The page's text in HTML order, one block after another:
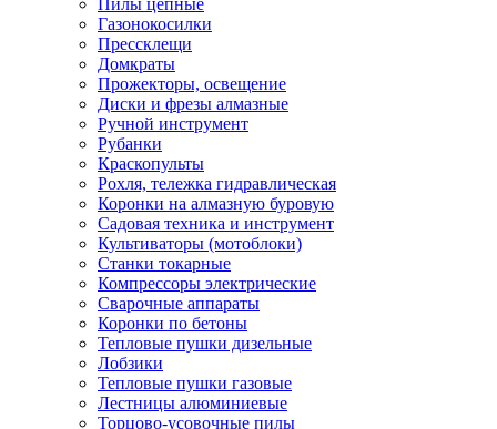
Пилы цепные
Газонокосилки
Прессклещи
Домкраты
Прожекторы, освещение
Диски и фрезы алмазные
Ручной инструмент
Рубанки
Краскопульты
Рохля, тележка гидравлическая
Коронки на алмазную буровую
Садовая техника и инструмент
Культиваторы (мотоблоки)
Станки токарные
Компрессоры электрические
Сварочные аппараты
Коронки по бетоны
Тепловые пушки дизельные
Лобзики
Тепловые пушки газовые
Лестницы алюминиевые
Торцово-усовочные пилы